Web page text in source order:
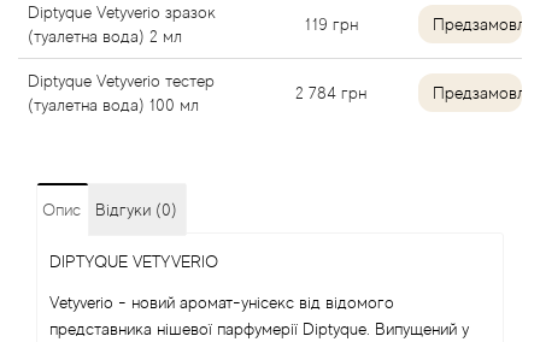
Diptyque Vetyverio зразок
(туалетна вода) 2 мл
119 грн
Diptyque Vetyverio тестер
(туалетна вода) 100 мл
2 784 грн
Опис Відгуки (0)
DIPTYQUE VETYVERIO
Vetyverio - новий аромат-унісекс від відомого
представника нішевої парфумерії Diptyque. Випущений у
Andre L'Arom
Angel Schlesser
Anna Sui
Annayake
Anne Fontaine